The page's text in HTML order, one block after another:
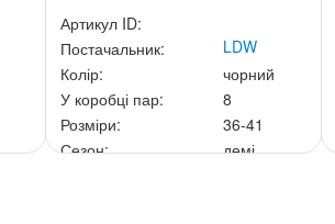
Артикул ID:
Постачальник:
LDW
Колір:
чорний
У коробці пар:
8
Розміри:
36-41
Сезон:
демі